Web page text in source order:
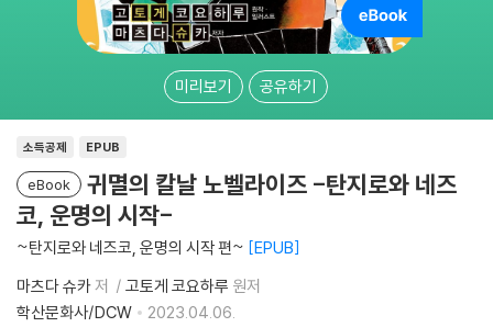
미리보기 공유하기
소득공제 EPUB
eBook
귀멸의 칼날 노벨라이즈 -탄지로와 네즈
코, 운명의 시작-
~탄지로와 네즈코, 운명의 시작 편~ EPUB
마츠다 슈카저 고토게 코요하루 원저
학산문화사/DCW
2023.04.06.